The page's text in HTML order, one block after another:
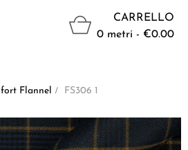
CARRELLO
0 metri - €0.00
Flannel > FS306 1